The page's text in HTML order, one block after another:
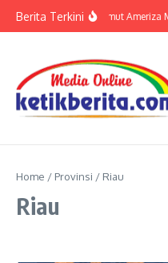
Berita TerkiniKPwBI Sumut Ameriza
Home / Provinsi / Riau
Riau